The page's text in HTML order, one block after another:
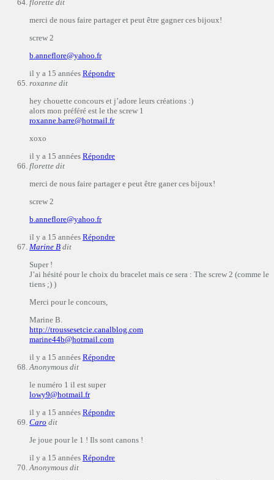
florette dit
merci de nous faire partager et peut être gagner ces bijoux!
screw 2
b.anneflore@yahoo.fr
il y a 15 années Répondre
roxanne dit
hey chouette concours et j’adore leurs créations :)
alors mon préféré est le the screw 1
roxanne.barre@hotmail.fr
xoxo
il y a 15 années Répondre
florette dit
merci de nous faire partager e peut être ganer ces bijoux!
screw 2
b.anneflore@yahoo.fr
il y a 15 années Répondre
Marine B dit
Super !
J’ai hésité pour le choix du bracelet mais ce sera : The screw 2 (comme le
tiens ;) )
Merci pour le concours,
Marine B.
http://troussesetcie.canalblog.com
marine44b@hotmail.com
il y a 15 années Répondre
Anonymous dit
le numéro 1 il est super
lowy9@hotmail.fr
il y a 15 années Répondre
Caro dit
Je joue pour le 1 ! Ils sont canons !
il y a 15 années Répondre
Anonymous dit